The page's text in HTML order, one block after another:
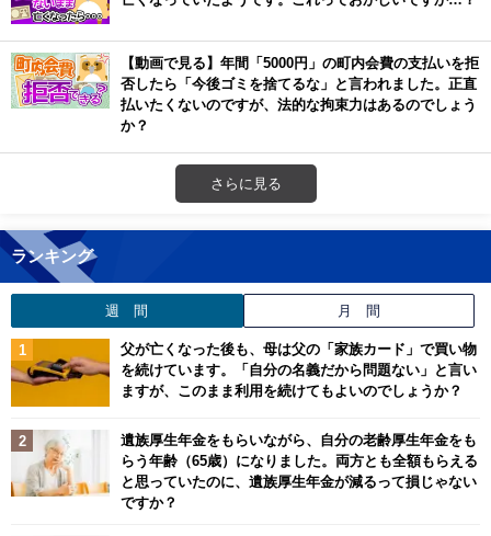
【動画で見る】年間「5000円」の町内会費の支払いを拒
否したら「今後ゴミを捨てるな」と言われました。正直
払いたくないのですが、法的な拘束力はあるのでしょう
か？
さらに見る
ランキング
週 間 月 間
父が亡くなった後も、母は父の「家族カード」で買い物
を続けています。「自分の名義だから問題ない」と言い
ますが、このまま利用を続けてもよいのでしょうか？
遺族厚生年金をもらいながら、自分の老齢厚生年金をも
らう年齢（65歳）になりました。両方とも全額もらえる
と思っていたのに、遺族厚生年金が減るって損じゃない
ですか？